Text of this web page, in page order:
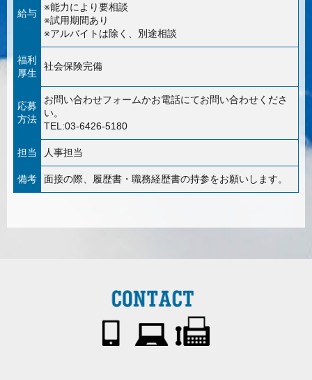
給与
※能力により要相談
※試用期間あり
※アルバイトは除く、別途相談
福利
厚生
社会保険完備
応募
方法
お問い合わせフォームかお電話にてお問い合わせくださ
い。
TEL:03-6426-5180
担当 人事担当
備考 面接の際、履歴書・職務経歴書の持参をお願いします。